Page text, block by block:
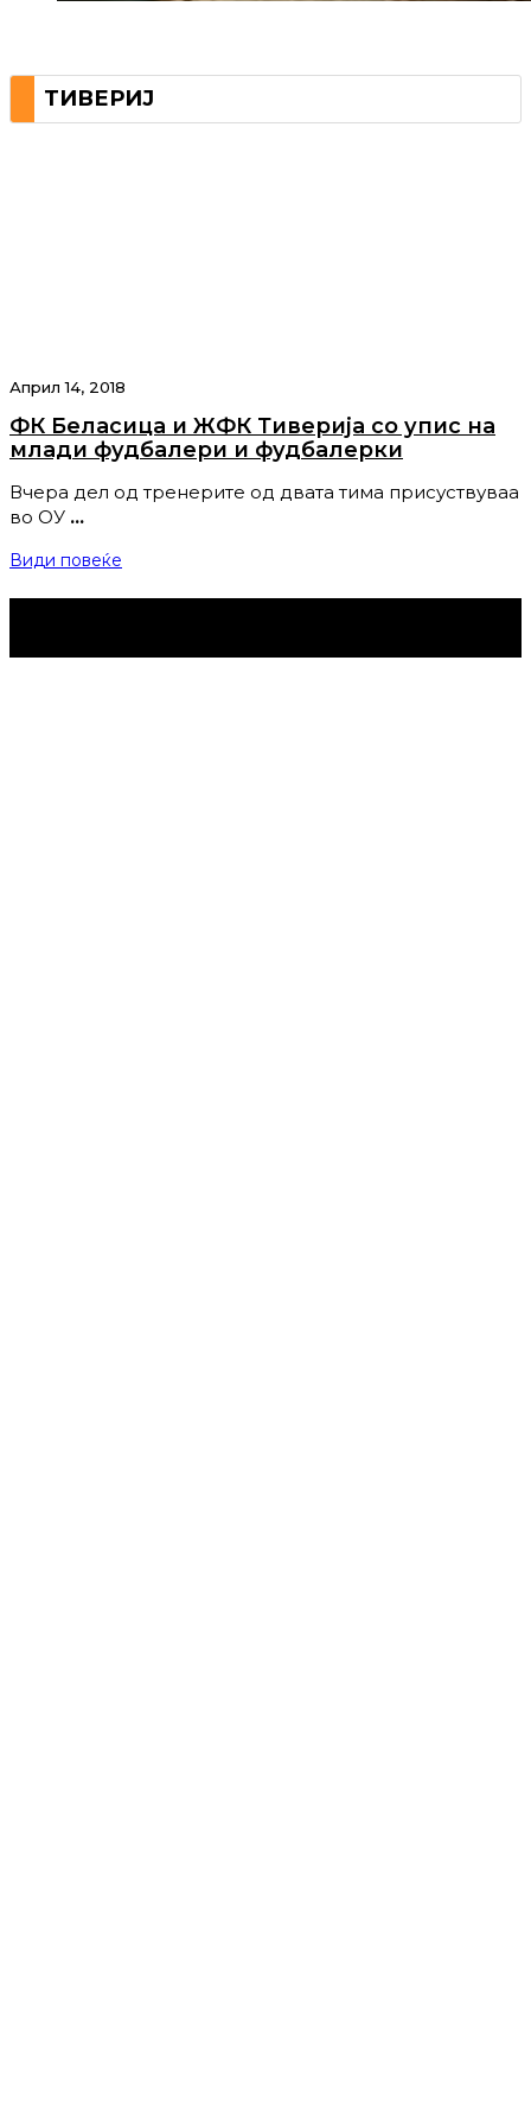
ТИВЕРИЈ
Април 14, 2018
ФК Беласица и ЖФК Тиверија со упис на
млади фудбалери и фудбалерки
Вчера дел од тренерите од двата тима присуствуваа
во ОУ …
Види повеќе